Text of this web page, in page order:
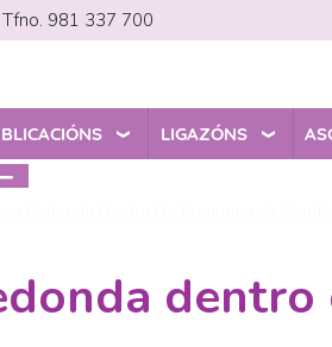
Tfno. 981 337 700
LIGAZÓNS